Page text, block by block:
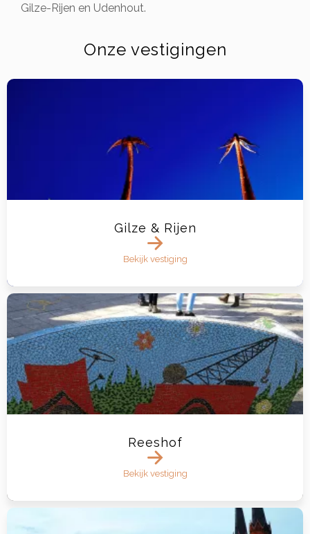
Gilze-Rijen en Udenhout.
Onze vestigingen
Gilze & Rijen
Bekijk vestiging
Reeshof
Bekijk vestiging